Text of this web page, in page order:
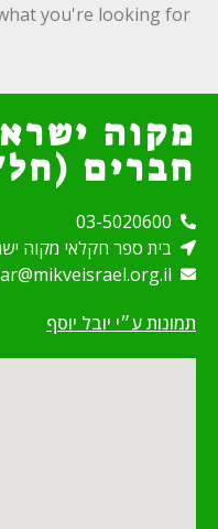
you're looking for.
מקוה
חברים
03-5020600
בית ספר חקלאי מקוה ישראל
תמונות ע״י יובל יוסף